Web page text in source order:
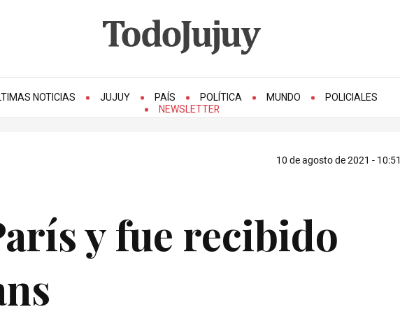
NOTICIAS JUJUY PAÍS POLÍTICA MUNDO
POLICIALES
NEWSLETTER
10 de agosto de 2021 - 10:51
y fue recibido